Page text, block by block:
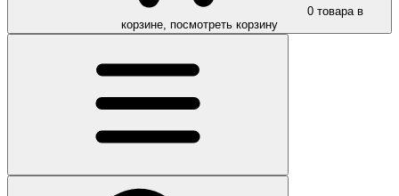
0 товара в
корзине, посмотреть корзину